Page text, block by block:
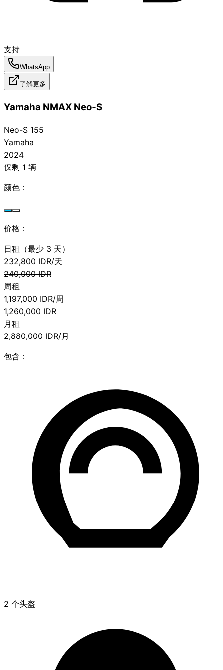
支持
WhatsApp
了解更多
Yamaha NMAX Neo‑S
Neo-S 155
Yamaha
2024
仅剩 1 辆
颜色：
价格：
日租（最少 3 天）
232,800 IDR/天
240,000 IDR
周租
1,197,000 IDR/周
1,260,000 IDR
月租
2,880,000 IDR/月
包含：
2 个头盔